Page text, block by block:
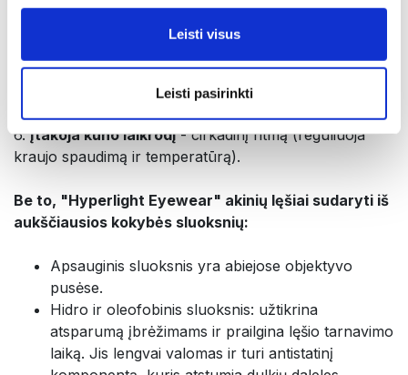
Leisti visus
Leisti pasirinkti
4. Optimizuojasmegenų funkciją(suderina EEG
padidina serotoniną ir reguliuoja
serotonino/melatonino santykį (kuris mažina depresiją
ir nemigą);
6.Įtakoja kūno laikrodį- cirkadinį ritmą (reguliuoja
kraujo spaudimą ir temperatūrą).
Be to, "Hyperlight Eyewear" akinių lęšiai sudaryti iš
aukščiausios kokybės sluoksnių:
Apsauginis sluoksnis yra abiejose objektyvo
pusėse.
Hidro ir oleofobinis sluoksnis: užtikrina
atsparumą įbrėžimams ir prailgina lęšio tarnavimo
laiką. Jis lengvai valomas ir turi antistatinį